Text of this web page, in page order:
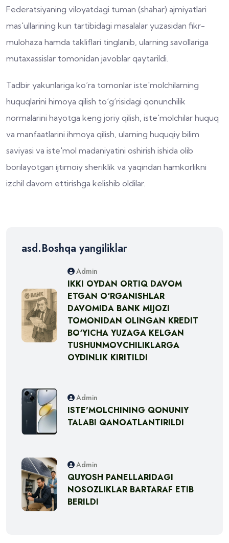
Federatsiyaning viloyatdagi tuman (shahar) ajmiyatlari
mas'ullarining kun tartibidagi masalalar yuzasidan fikr-
mulohaza hamda takliflari tinglanib, ularning savollariga
mutaxassislar tomonidan javoblar qaytarildi.
Tadbir yakunlariga ko‘ra tomonlar iste'molchilarning
huquqlarini himoya qilish to‘g‘risidagi qonunchilik
normalarini hayotga keng joriy qilish, iste'molchilar huquq
va manfaatlarini ihmoya qilish, ularning huquqiy bilim
saviyasi va iste'mol madaniyatini oshirish ishida olib
borilayotgan ijtimoiy sheriklik va yaqindan hamkorlikni
izchil davom ettirishga kelishib oldilar.
asd.Boshqa yangiliklar
Admin
IKKI OYDAN ORTIQ DAVOM
ETGAN O‘RGANISHLAR
DAVOMIDA BANK MIJOZI
TOMONIDAN OLINGAN KREDIT
BO‘YICHA YUZAGA KELGAN
TUSHUNMOVCHILIKLARGA
OYDINLIK KIRITILDI
Admin
ISTE'MOLCHINING QONUNIY
TALABI QANOATLANTIRILDI
Admin
QUYOSH PANELLARIDAGI
NOSOZLIKLAR BARTARAF ETIB
BERILDI